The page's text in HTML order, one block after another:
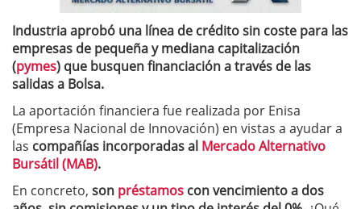
Industria aprobó una línea de crédito sin coste para las
empresas de pequeña y mediana capitalización
(pymes) que busquen financiación a través de las
salidas a Bolsa.
La aportación financiera fue realizada por Enisa
(Empresa Nacional de Innovación) en vistas a ayudar a
las compañías incorporadas al Mercado Alternativo
Bursátil (MAB).
En concreto, son préstamos con vencimiento a dos